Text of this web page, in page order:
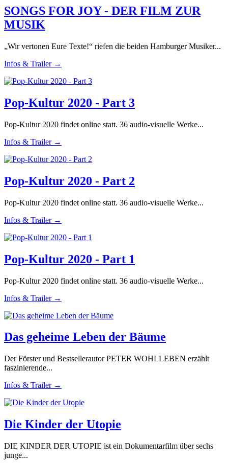
SONGS FOR JOY - DER FILM ZUR
MUSIK
„Wir vertonen Eure Texte!“ riefen die beiden Hamburger Musiker...
Infos & Trailer →
Pop-Kultur 2020 - Part 3
Pop-Kultur 2020 findet online statt. 36 audio-visuelle Werke...
Infos & Trailer →
Pop-Kultur 2020 - Part 2
Pop-Kultur 2020 findet online statt. 36 audio-visuelle Werke...
Infos & Trailer →
Pop-Kultur 2020 - Part 1
Pop-Kultur 2020 findet online statt. 36 audio-visuelle Werke...
Infos & Trailer →
Das geheime Leben der Bäume
Der Förster und Bestsellerautor PETER WOHLLEBEN erzählt
faszinierende...
Infos & Trailer →
Die Kinder der Utopie
DIE KINDER DER UTOPIE ist ein Dokumentarfilm über sechs
junge...